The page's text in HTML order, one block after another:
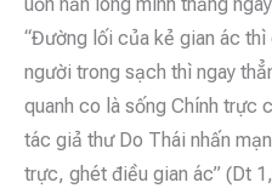
“Đường lối của kẻ gian ác thì
người trong sạch thì ngay
quanh co là sống Chính trực
tác giả thư Do Thái nhấn
trực, ghét điều gian ác” (Dt